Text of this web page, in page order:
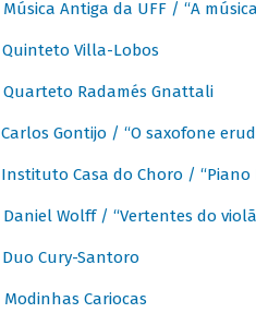
Música Antiga da UFF / “A
Quinteto Villa-Lobos
Quarteto Radamés Gnattali
Carlos Gontijo / “O saxofone
Instituto Casa do Choro / “Piano
Daniel Wolff / “Vertentes do
Duo Cury-Santoro
Modinhas Cariocas